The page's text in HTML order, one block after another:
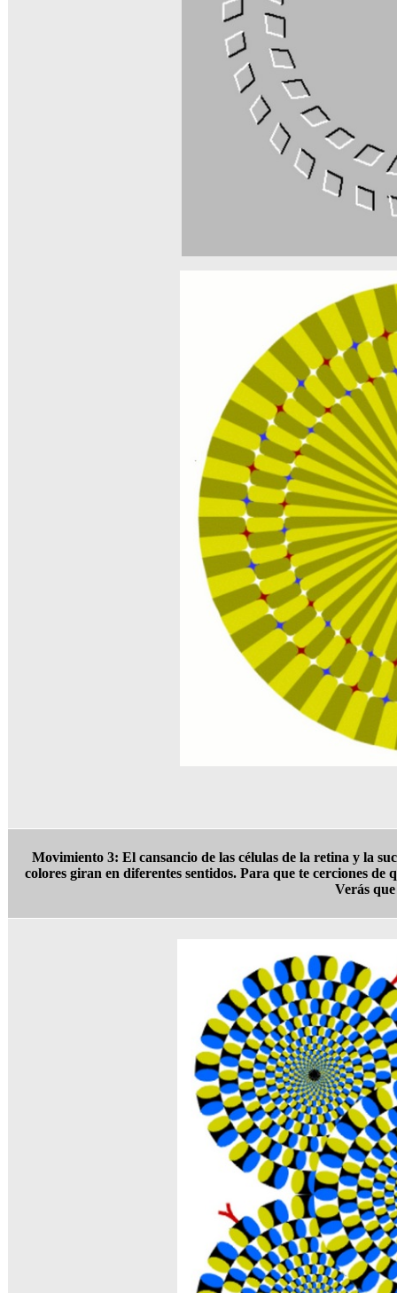
Movimiento 3: El cansancio de las células de la retina y la
colores giran en diferentes sentidos. Para que te cerciones
Verás